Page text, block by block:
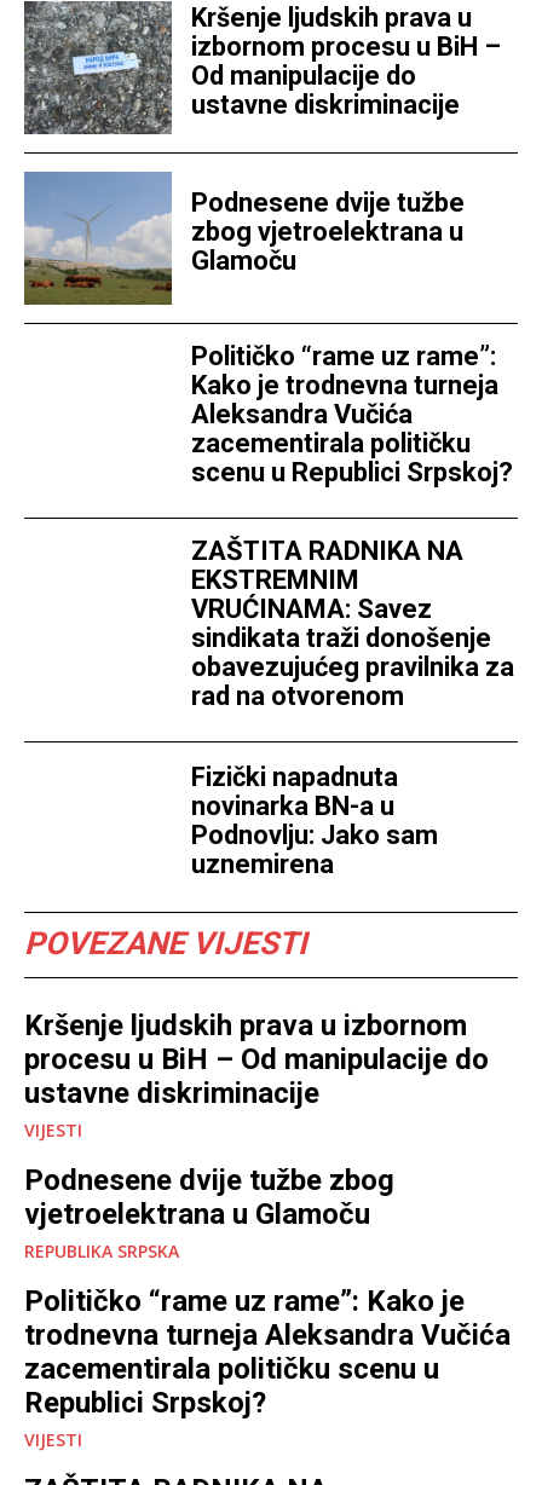
Kršenje ljudskih prava u
izbornom procesu u BiH –
Od manipulacije do
ustavne diskriminacije
Podnesene dvije tužbe
zbog vjetroelektrana u
Glamoču
Političko “rame uz rame”:
Kako je trodnevna turneja
Aleksandra Vučića
zacementirala političku
scenu u Republici Srpskoj?
ZAŠTITA RADNIKA NA
EKSTREMNIM
VRUĆINAMA: Savez
sindikata traži donošenje
obavezujućeg pravilnika za
rad na otvorenom
Fizički napadnuta
novinarka BN-a u
Podnovlju: Jako sam
uznemirena
POVEZANE VIJESTI
Kršenje ljudskih prava u izbornom
procesu u BiH – Od manipulacije do
ustavne diskriminacije
VIJESTI
Podnesene dvije tužbe zbog
vjetroelektrana u Glamoču
REPUBLIKA SRPSKA
Političko “rame uz rame”: Kako je
trodnevna turneja Aleksandra Vučića
zacementirala političku scenu u
Republici Srpskoj?
VIJESTI